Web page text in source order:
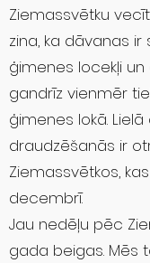
Ziemassvētku
zina, ka dāvanas
ģimenes locekļi un
gandrīz vienmēr
ģimenes lokā.
draudzēšanās ir
Ziemassvētkos,
decembrī.
Jau nedēļu pēc
gada beigas. Mēs